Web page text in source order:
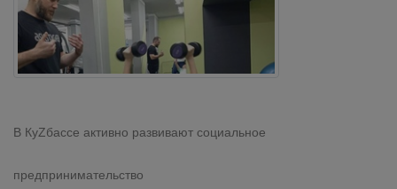
В КуZбассе активно развивают социальное
предпринимательство